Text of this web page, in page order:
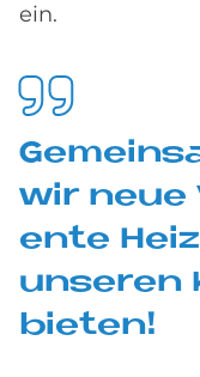
ein.
wir neue
en­te
un­se­ren
bie­ten!